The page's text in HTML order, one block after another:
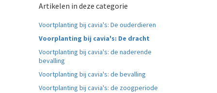
Artikelen in deze categorie
Voortplanting bij cavia's: De ouderdieren
Voorplanting bij cavia's: De dracht
Voortplanting bij cavia's: de naderende
bevalling
Voortplanting bij cavia's: de bevalling
Voortplanting bij cavia's: de zoogperiode